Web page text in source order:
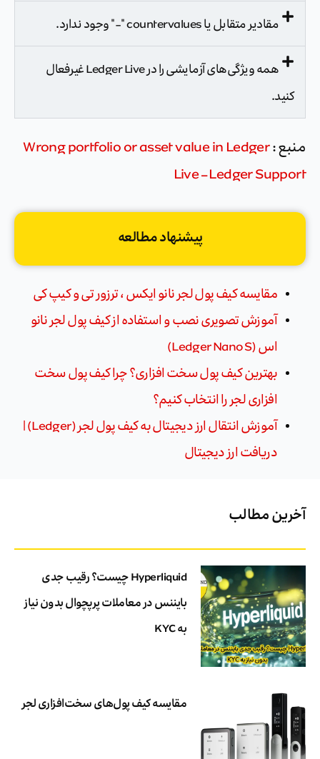
مقادیر متقابل یا countervalues "-" وجود ندارد.
همه ویژگی‌های آزمایشی را در Ledger Live غیرفعال
کنید.
منبع :Wrong portfolio or asset value in Ledger
Live – Ledger Support
پیشنهاد مطالعه
مقایسه کیف پول لجر نانو ایکس ، ترزور تی و کیپ کی
آموزش تصویری نصب و استفاده از کیف پول لجر نانو
اس (Ledger Nano S)
بهترین کیف پول سخت افزاری؟ چرا کیف پول سخت
افزاری لجر را انتخاب کنیم؟
آموزش انتقال ارز دیجیتال به کیف پول لجر (Ledger) |
دریافت ارز دیجیتال
آخرین مطالب
Hyperliquid چیست؟ رقیب جدی
بایننس در معاملات پرپچوال بدون نیاز
به KYC
مقایسه کیف پول‌های سخت‌افزاری لجر